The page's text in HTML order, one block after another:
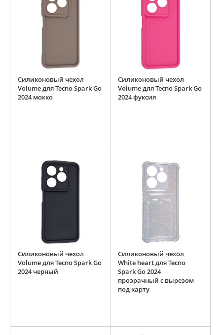
Силиконовый чехол
Volume для Tecno Spark Go
2024 мокко
Силиконовый чехол
Volume для Tecno Spark Go
2024 фуксия
Силиконовый чехол
Volume для Tecno Spark Go
2024 черный
Силиконовый чехол
White heart для Tecno
Spark Go 2024
прозрачный с вырезом
под карту